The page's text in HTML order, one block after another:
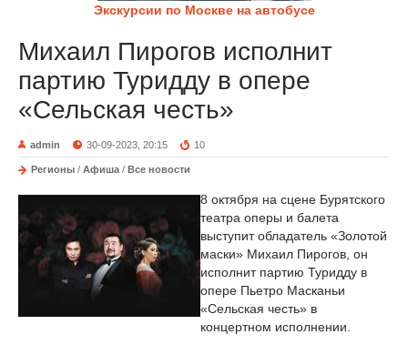
Экскурсии по Москве на автобусе
Михаил Пирогов исполнит
партию Туридду в опере
«Сельская честь»
admin 30-09-2023, 20:15 10
Регионы / Афиша / Все новости
8 октября на сцене Бурятского
театра оперы и балета
выступит обладатель «Золотой
маски» Михаил Пирогов, он
исполнит партию Туридду в
опере Пьетро Масканьи
«Сельская честь» в
концертном исполнении.